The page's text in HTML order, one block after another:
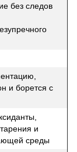
без следов
и борется с
и
среды